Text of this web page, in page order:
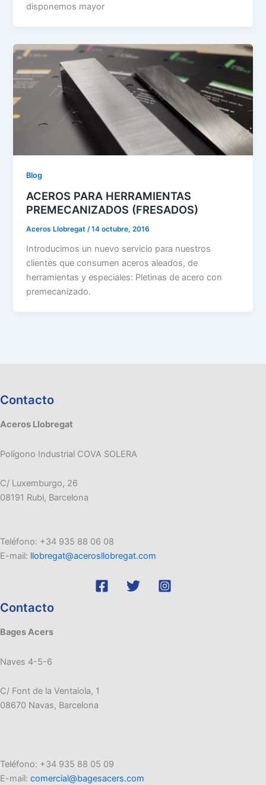
disponemos mayor
Blog
ACEROS PARA HERRAMIENTAS
PREMECANIZADOS (FRESADOS)
Aceros Llobregat/14 octubre, 2016
Introducimos un nuevo servicio para nuestros
clientes que consumen aceros aleados, de
herramientas y especiales: Pletinas de acero con
premecanizado.
Contacto
Aceros Llobregat
Polígono Industrial COVA SOLERA
C/ Luxemburgo, 26
08191 Rubi, Barcelona
Teléfono: +34 935 88 06 08
E-mail: llobregat@acerosllobregat.com
Contacto
Bages Acers
Naves 4-5-6
C/ Font de la Ventaiola, 1
08670 Navas, Barcelona
Teléfono: +34 935 88 05 09
E-mail: comercial@bagesacers.com